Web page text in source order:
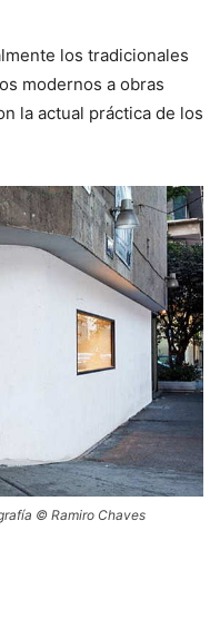
los tradicionales
modernos a obras
la actual práctica de los
© Ramiro Chaves